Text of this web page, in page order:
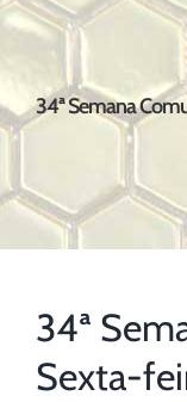
34ª Semana
34ª
Sexta-